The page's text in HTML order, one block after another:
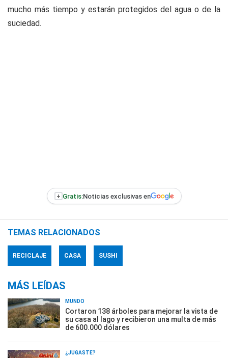
mucho más tiempo y estarán protegidos del agua o de la
suciedad.
+ Gratis:Noticias exclusivas en
TEMAS RELACIONADOS
RECICLAJE CASA SUSHI
MÁS LEÍDAS
MUNDO
Cortaron 138 árboles para mejorar la vista de
su casa al lago y recibieron una multa de más
de 600.000 dólares
¿JUGASTE?